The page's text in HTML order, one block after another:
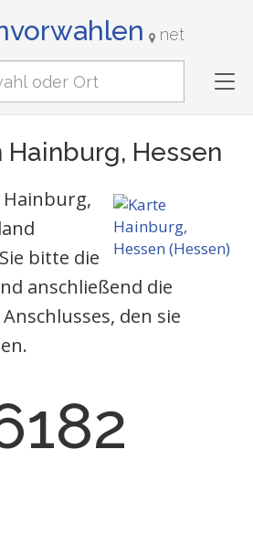
net
Hainburg, Hessen
bitte die
anschließend die
den sie